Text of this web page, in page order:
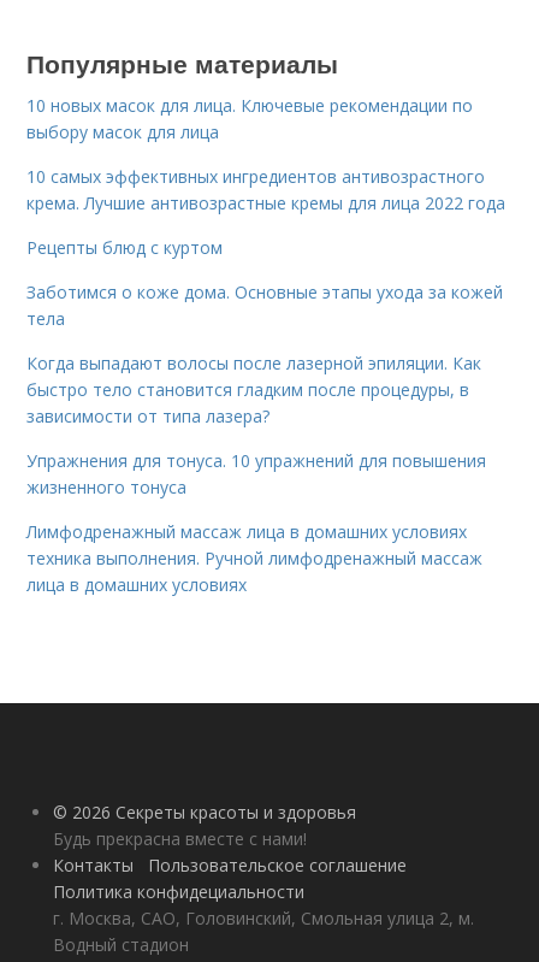
Популярные материалы
10 новых масок для лица. Ключевые рекомендации по
выбору масок для лица
10 самых эффективных ингредиентов антивозрастного
крема. Лучшие антивозрастные кремы для лица 2022 года
Рецепты блюд с куртом
Заботимся о коже дома. Основные этапы ухода за кожей
тела
Когда выпадают волосы после лазерной эпиляции. Как
быстро тело становится гладким после процедуры, в
зависимости от типа лазера?
Упражнения для тонуса. 10 упражнений для повышения
жизненного тонуса
Лимфодренажный массаж лица в домашних условиях
техника выполнения. Ручной лимфодренажный массаж
лица в домашних условиях
© 2026 Секреты красоты и здоровья
Будь прекрасна вместе с нами!
Контакты
Пользовательское соглашение
Политика конфидециальности
г. Москва, САО, Головинский, Смольная улица 2, м.
Водный стадион